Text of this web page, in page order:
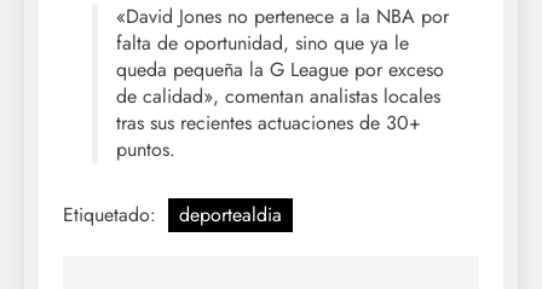
«David Jones no pertenece a la NBA por
falta de oportunidad, sino que ya le
queda pequeña la G League por exceso
de calidad», comentan analistas locales
tras sus recientes actuaciones de 30+
puntos.
Etiquetado: deportealdia